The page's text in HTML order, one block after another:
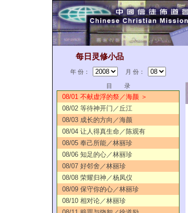
每日灵修小品
年 份：
月 份：
目 录
08/01 不献虚浮的祭／海颜 ＞
08/02 等待神开门／丘江
08/03 成长的方向／海颜
08/04 让人得真生命／陈观有
08/05 奉己所能／林丽珍
08/06 知足的心／林丽珍
08/07 好邻舍／林丽珍
08/08 荣耀归神／杨凤仪
08/09 保守你的心／林丽珍
08/10 相对论／林丽珍